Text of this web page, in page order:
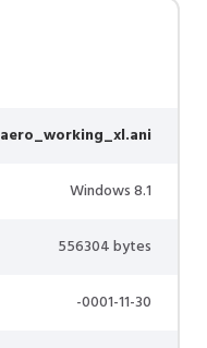
aero_working_xl.ani
Windows 8.1
556304 bytes
-0001-11-30